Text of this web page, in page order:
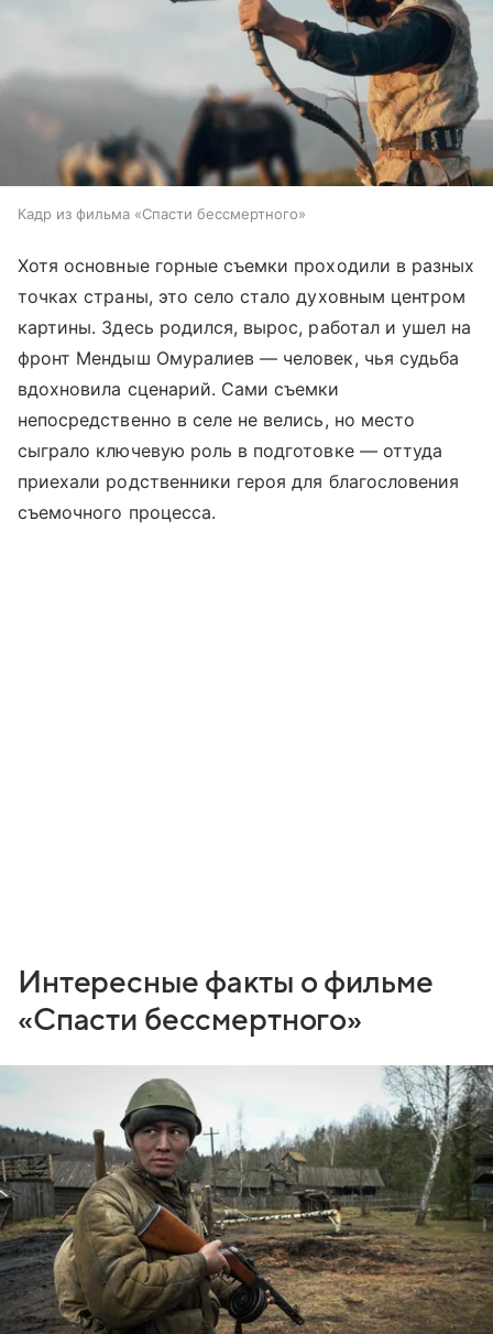
Кадр из фильма «Спасти бессмертного»
Хотя основные горные съемки проходили в разных
точках страны, это село стало духовным центром
картины. Здесь родился, вырос, работал и ушел на
фронт Мендыш Омуралиев — человек, чья судьба
вдохновила сценарий. Сами съемки
непосредственно в селе не велись, но место
сыграло ключевую роль в подготовке — оттуда
приехали родственники героя для благословения
съемочного процесса.
Интересные факты о фильме
«Спасти бессмертного»